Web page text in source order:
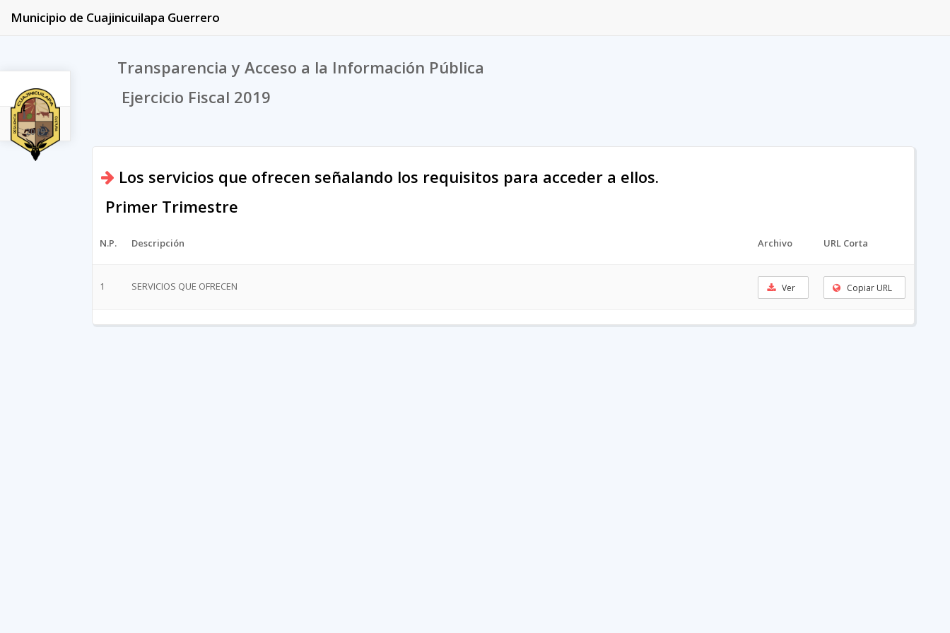
2019
Municipio de Cuajinicuilapa Guerrero
Transparencia y Acceso a la Información Pública
Ejercicio Fiscal 2019
Los servicios que ofrecen señalando los requisitos para acceder a ellos.
Primer Trimestre
N.P. Descripción Archivo URL Corta
1 SERVICIOS QUE OFRECEN Ver Copiar URL